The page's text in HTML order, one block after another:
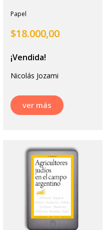
Papel
$18.000,00
¡Vendida!
Nicolás Jozami
ver más